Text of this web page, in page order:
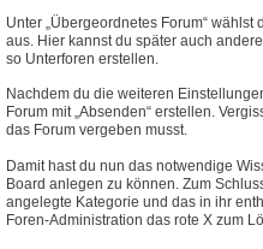
Unter „Übergeordnetes Forum“
aus. Hier kannst du später auch
so Unterforen erstellen.
Nachdem du die weiteren
Forum mit „Absenden“ erstellen.
das Forum vergeben musst.
Damit hast du nun das notwendige
Board anlegen zu können. Zum
angelegte Kategorie und das in ihr
Foren-Administration das rote X zum